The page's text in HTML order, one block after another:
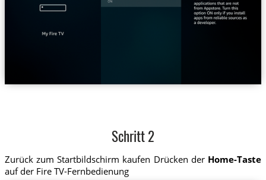
Schritt 2
Zurück zum Startbildschirm kaufen Drücken der Home-Taste
auf der Fire TV-Fernbedienung